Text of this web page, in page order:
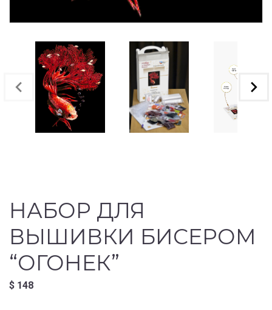
НАБОР ДЛЯ
ВЫШИВКИ БИСЕРОМ
“ОГОНЕК”
$ 148